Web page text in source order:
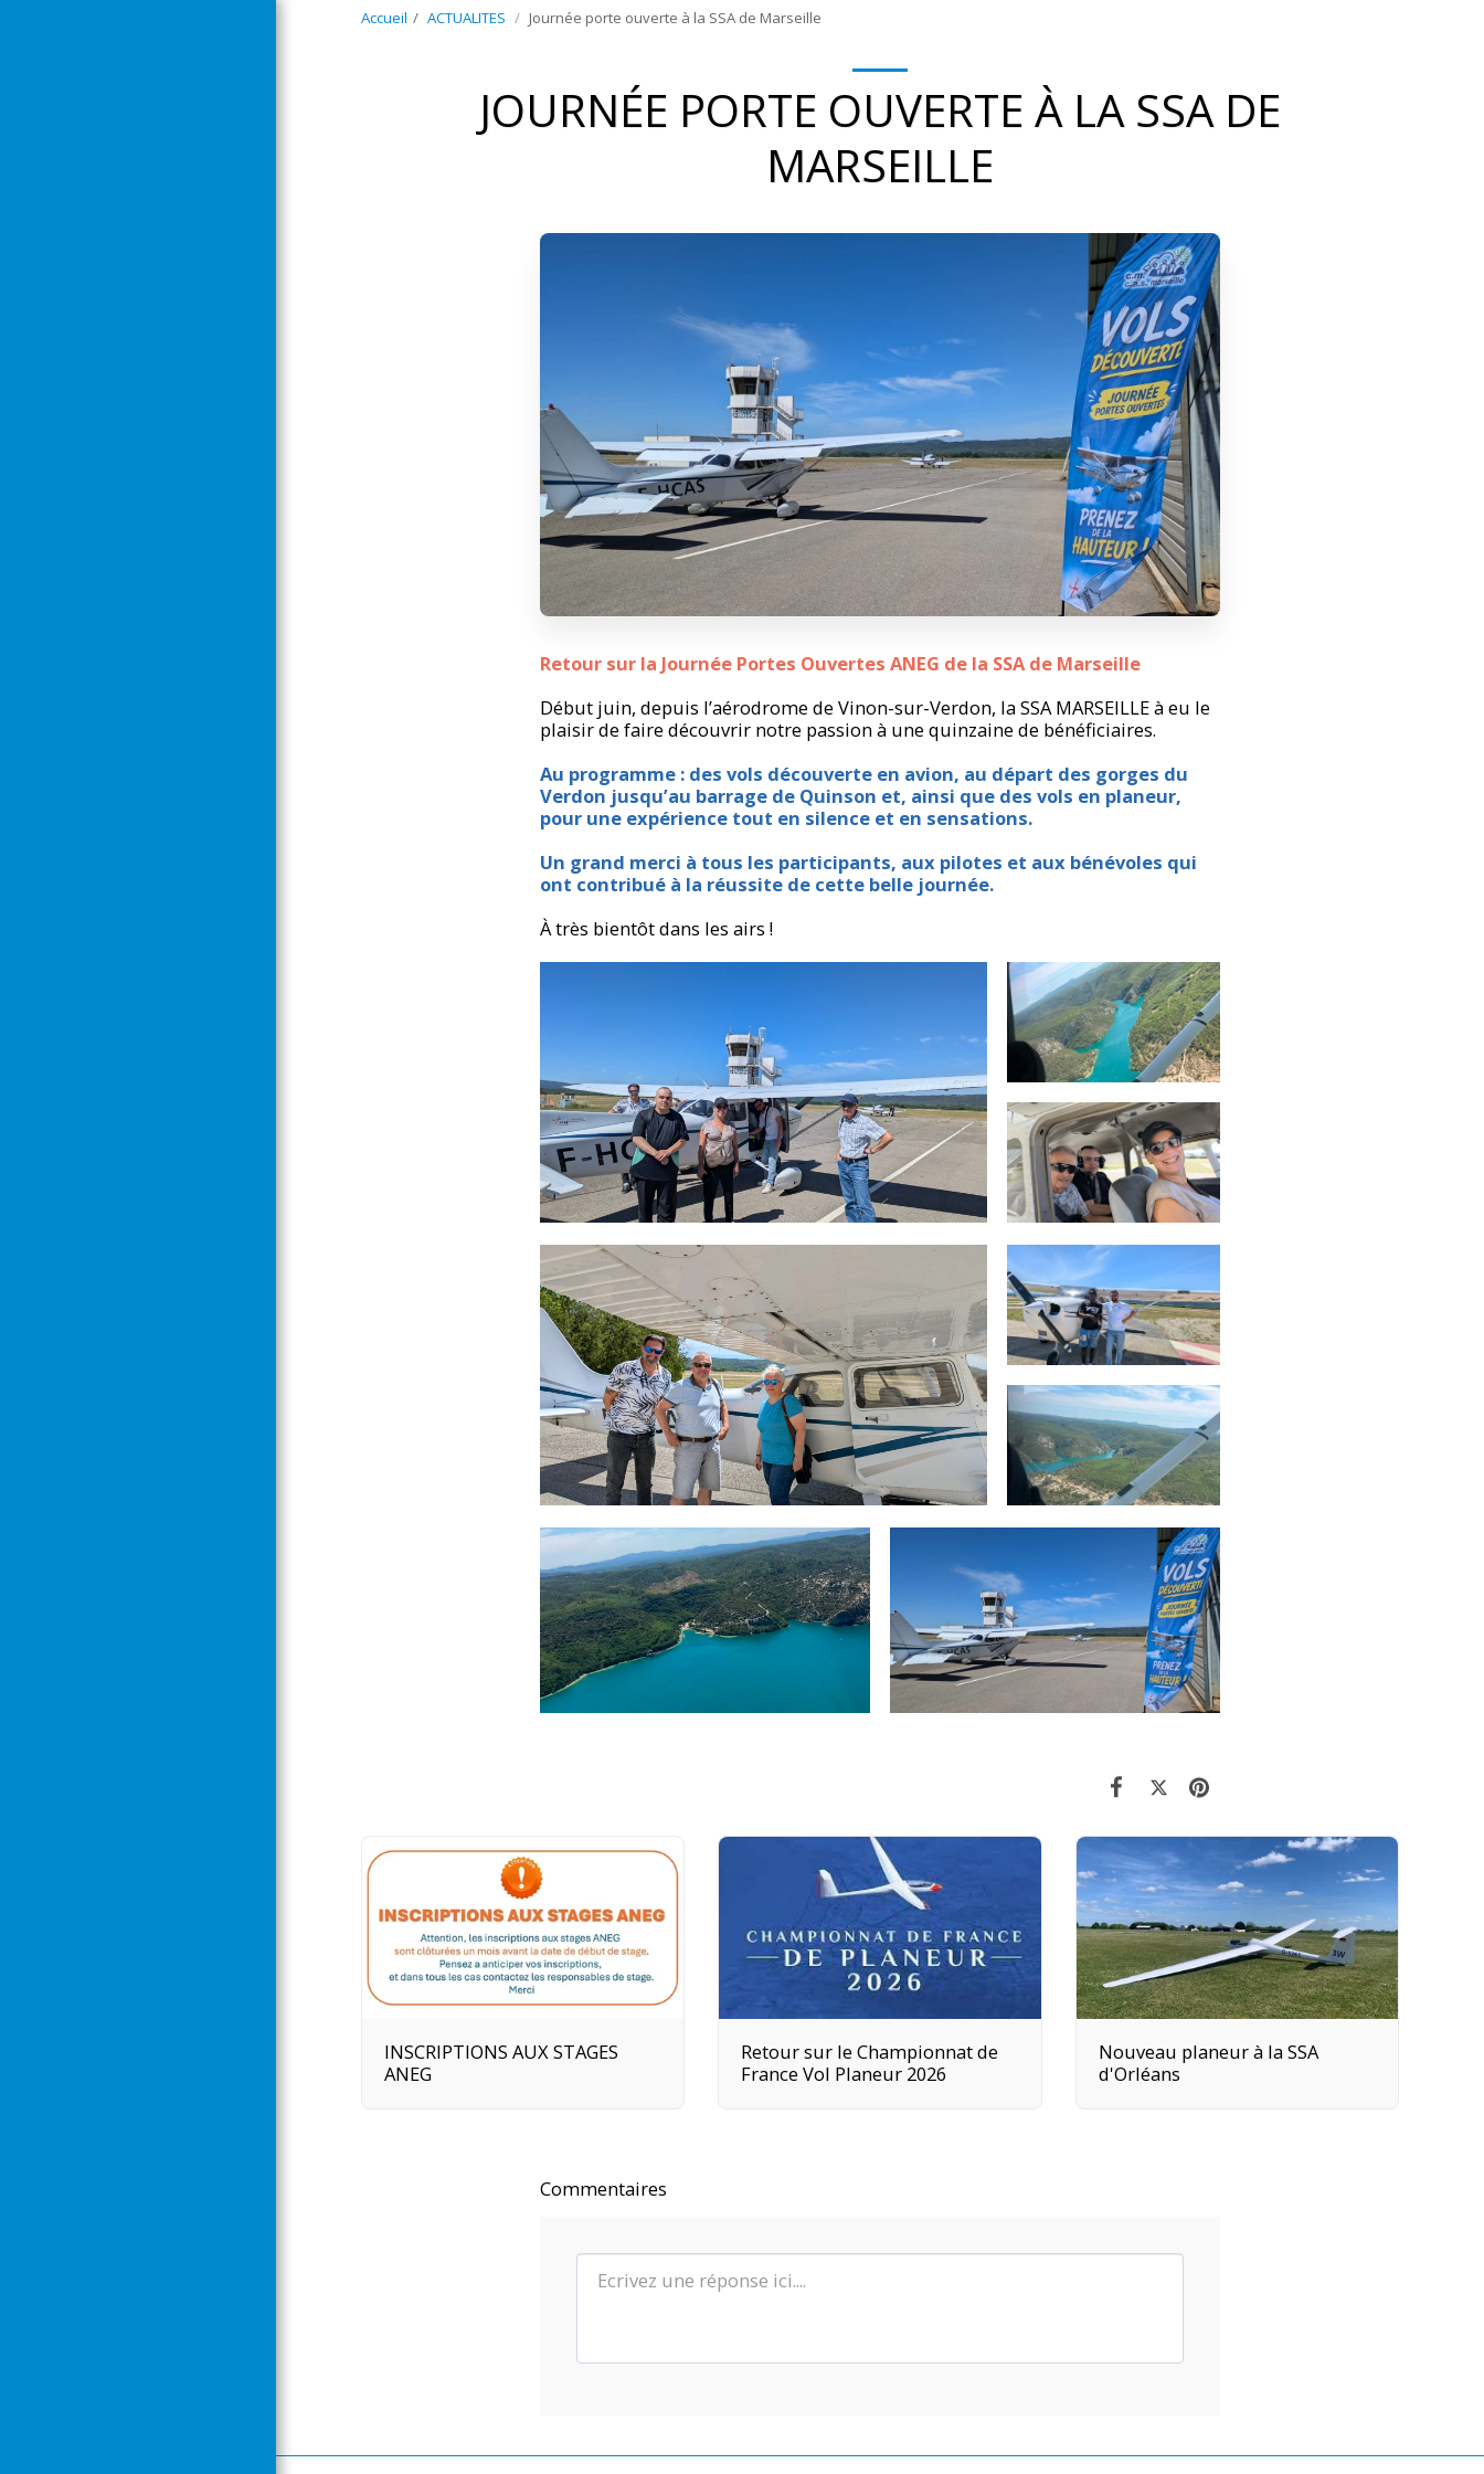
Accueil ACTUALITES Journée porte ouverte à la SSA de Marseille
JOURNÉE PORTE OUVERTE À LA SSA DE
MARSEILLE
Retour sur la Journée Portes Ouvertes ANEG de la SSA de Marseille
Début juin, depuis l’aérodrome de Vinon-sur-Verdon, la SSA MARSEILLE à eu le
plaisir de faire découvrir notre passion à une quinzaine de bénéficiaires.
Au programme : des vols découverte en avion, au départ des gorges du
Verdon jusqu’au barrage de Quinson et, ainsi que des vols en planeur,
pour une expérience tout en silence et en sensations.
Un grand merci à tous les participants, aux pilotes et aux bénévoles qui
ont contribué à la réussite de cette belle journée.
À très bientôt dans les airs !
INSCRIPTIONS AUX STAGES
ANEG
Retour sur le Championnat de
France Vol Planeur 2026
Nouveau planeur à la SSA
d'Orléans
Commentaires